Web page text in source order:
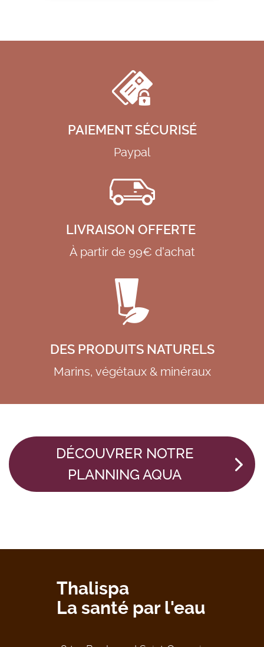
PAIEMENT SÉCURISÉ
Paypal
LIVRAISON OFFERTE
À partir de 99€ d'achat
DES PRODUITS NATURELS
Marins, végétaux & minéraux
DÉCOUVRER NOTRE
PLANNING AQUA
Thalispa
La santé par l'eau